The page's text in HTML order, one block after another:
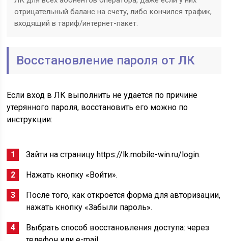
отрицательный баланс на счету, либо кончился трафик,
входящий в тариф/интернет-пакет.
Восстановление пароля от ЛК
Если вход в ЛК выполнить не удается по причине
утерянного пароля, восстановить его можно по
инструкции:
Зайти на страницу https://lk.mobile-win.ru/login.
Нажать кнопку «Войти».
После того, как откроется форма для авторизации,
нажать кнопку «Забыли пароль».
Выбрать способ восстановления доступа: через